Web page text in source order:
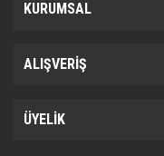
KURUMSAL
ALIŞVERİŞ
ÜYELİK